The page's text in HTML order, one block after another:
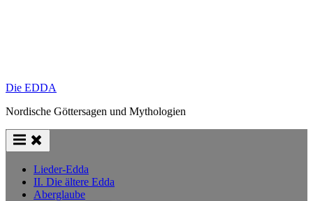
Die EDDA
Nordische Göttersagen und Mythologien
Lieder-Edda
II. Die ältere Edda
Aberglaube